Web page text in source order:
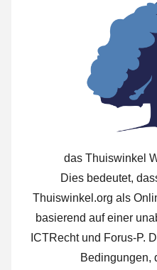
das Thuiswinkel
Dies bedeutet,
Thuiswinkel.org als
basierend auf einer
ICTRecht und Forus-P.
Bedingungen,